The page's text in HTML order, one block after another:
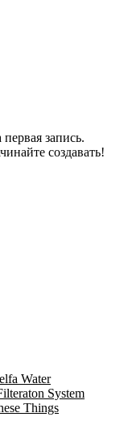
запись.
создавать!
Water
System
Things